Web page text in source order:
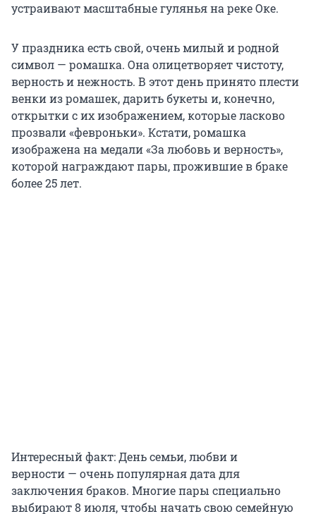
устраивают масштабные гулянья на реке Оке.
У праздника есть свой, очень милый и родной
символ — ромашка. Она олицетворяет чистоту,
верность и нежность. В этот день принято плести
венки из ромашек, дарить букеты и, конечно,
открытки с их изображением, которые ласково
прозвали «февроньки». Кстати, ромашка
изображена на медали «За любовь и верность»,
которой награждают пары, прожившие в браке
более 25 лет.
Интересный факт: День семьи, любви и
верности — очень популярная дата для
заключения браков. Многие пары специально
выбирают 8 июля, чтобы начать свою семейную